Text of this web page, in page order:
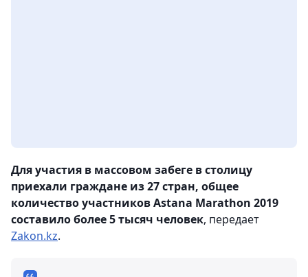
Для участия в массовом забеге в столицу
приехали граждане из 27 стран, общее
количество участников Astana Marathon 2019
составило более 5 тысяч человек, передает
Zakon.kz.